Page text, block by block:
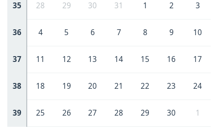
35 28 29 30 31 1 2 3
36 4 5 6 7 8 9 10
37 11 12 13 14 15 16 17
38 18 19 20 21 22 23 24
39 25 26 27 28 29 30 1